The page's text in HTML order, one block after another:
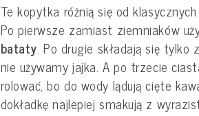
Te kopytka różnią się od
Po pierwsze zamiast ziemniaków
bataty. Po drugie składają się tylko
nie używamy jajka. A po trzecie
rolować, bo do wody lądują cięte
dokładkę najlepiej smakują z